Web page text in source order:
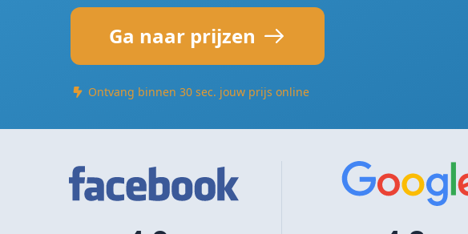
Ga naar prijzen
Ontvang binnen 30 sec. jouw prijs online